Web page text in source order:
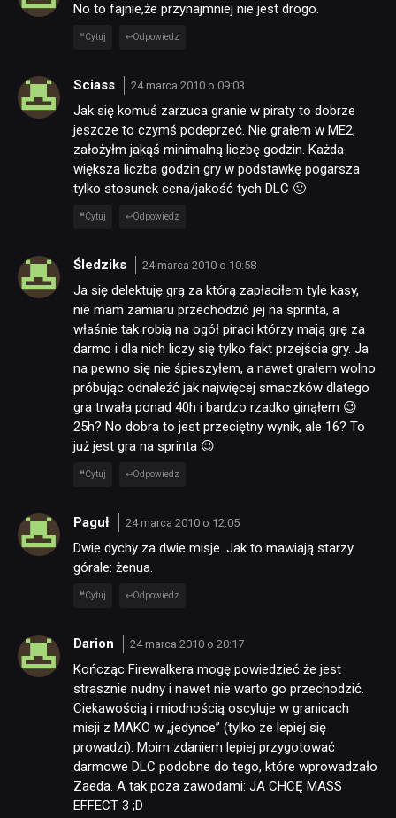
No to fajnie,że przynajmniej nie jest drogo.
Cytuj Odpowiedz
Sciass 24 marca 2010 o 09:03
Jak się komuś zarzuca granie w piraty to dobrze
jeszcze to czymś podeprzeć. Nie grałem w ME2,
założyłm jakąś minimalną liczbę godzin. Każda
większa liczba godzin gry w podstawkę pogarsza
tylko stosunek cena/jakość tych DLC 🙂
Cytuj Odpowiedz
Śledziks 24 marca 2010 o 10:58
Ja się delektuję grą za którą zapłaciłem tyle kasy,
nie mam zamiaru przechodzić jej na sprinta, a
właśnie tak robią na ogół piraci którzy mają grę za
darmo i dla nich liczy się tylko fakt przejścia gry. Ja
na pewno się nie śpieszyłem, a nawet grałem wolno
próbując odnaleźć jak najwięcej smaczków dlatego
gra trwała ponad 40h i bardzo rzadko ginąłem 😉
25h? No dobra to jest przeciętny wynik, ale 16? To
już jest gra na sprinta 😉
Cytuj Odpowiedz
Paguł 24 marca 2010 o 12:05
Dwie dychy za dwie misje. Jak to mawiają starzy
górale: żenua.
Cytuj Odpowiedz
Darion 24 marca 2010 o 20:17
Kończąc Firewalkera mogę powiedzieć że jest
strasznie nudny i nawet nie warto go przechodzić.
Ciekawością i miodnością oscyluje w granicach
misji z MAKO w „jedynce” (tylko ze lepiej się
prowadzi). Moim zdaniem lepiej przygotować
darmowe DLC podobne do tego, które wprowadzało
Zaeda. A tak poza zawodami: JA CHCĘ MASS
EFFECT 3 ;D